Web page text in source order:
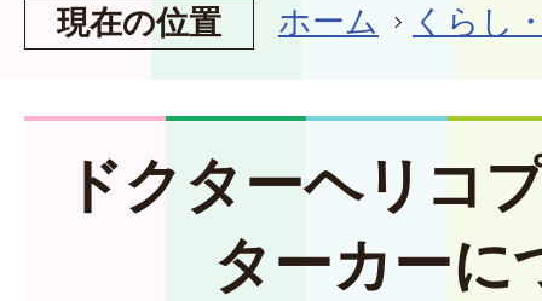
現在の位置 ホーム くらし
ドクターヘリコ
ターカーに